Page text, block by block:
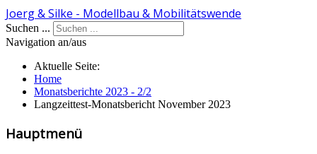
Joerg & Silke - Modellbau & Mobilitätswende
Suchen ...
Navigation an/aus
Aktuelle Seite:
Home
Monatsberichte 2023 - 2/2
Langzeittest-Monatsbericht November 2023
Hauptmenü